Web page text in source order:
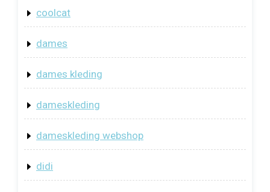
coolcat
dames
dames kleding
dameskleding
dameskleding webshop
didi